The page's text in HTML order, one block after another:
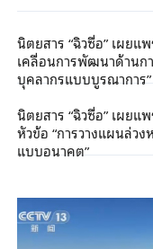
นิตยสาร “ฉิวซื่อ” เผย
เคลื่อนการพัฒนาด้านก
บุคลากรแบบบูรณาการ”
นิตยสาร “ฉิวซื่อ” เผย
หัวข้อ “การวางแผนล่ว
แบบอนาคต”